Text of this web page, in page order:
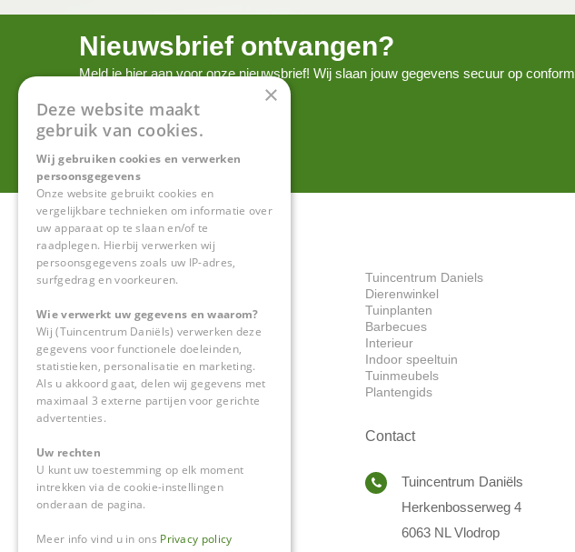
Nieuwsbrief ontvangen?
Meld je hier aan voor onze nieuwsbrief! Wij slaan jouw gegevens secuur op conform
Tuincentrum Daniels
Dierenwinkel
Tuinplanten
Barbecues
Interieur
Indoor speeltuin
Tuinmeubels
Plantengids
Contact
Tuincentrum Daniëls
Herkenbosserweg 4
6063 NL Vlodrop
×
Deze website maakt
gebruik van cookies.
Wij gebruiken cookies en verwerken
persoonsgegevens
Onze website gebruikt cookies en
vergelijkbare technieken om informatie over
uw apparaat op te slaan en/of te
raadplegen. Hierbij verwerken wij
persoonsgegevens zoals uw IP-adres,
surfgedrag en voorkeuren.
Wie verwerkt uw gegevens en waarom?
Wij (Tuincentrum Daniëls) verwerken deze
gegevens voor functionele doeleinden,
statistieken, personalisatie en marketing.
Als u akkoord gaat, delen wij gegevens met
maximaal 3 externe partijen voor gerichte
advertenties.
Uw rechten
U kunt uw toestemming op elk moment
intrekken via de cookie-instellingen
onderaan de pagina.
Meer info vind u in ons Privacy policy